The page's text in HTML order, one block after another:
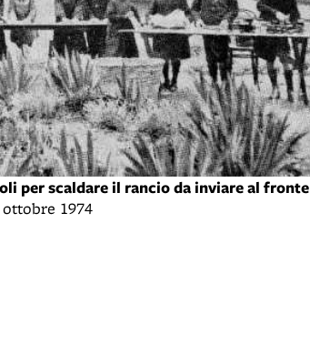
per scaldare il rancio da inviare al fronte
1974